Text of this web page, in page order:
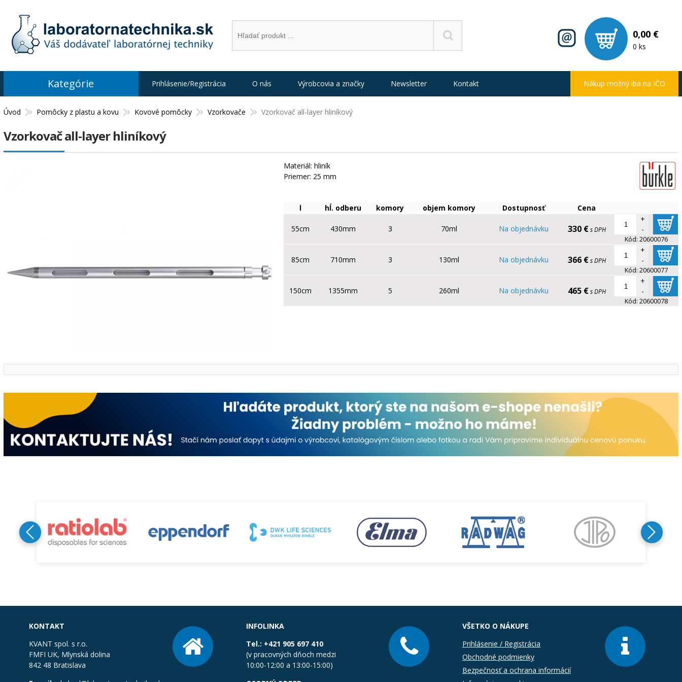
0,00 €
0 ks
Úvod Pomôcky z plastu a kovu Kovové pomôcky Vzorkovače Vzorkovač all-layer hliníkový
Vzorkovač all-layer hliníkový
Materiál: hliník
Priemer: 25 mm
l hĺ. odberu komory objem komory Dostupnosť Cena
55cm 430mm 3 70ml Na objednávku 330 € s DPH
+
-
Kód: 20600076
85cm 710mm 3 130ml Na objednávku 366 € s DPH
+
-
Kód: 20600077
150cm 1355mm 5 260ml Na objednávku 465 € s DPH
+
-
Kód: 20600078
Kategórie Prihlásenie/Registrácia O nás Výrobcovia a značky Newsletter Kontakt Nákup možný iba na IČO
KONTAKT
KVANT spol. s r.o.
FMFI UK, Mlynská dolina
842 48 Bratislava
INFOLINKA
Tel.: +421 905 697 410
(v pracovných dňoch medzi
10:00-12:00 a 13:00-15:00)
VŠETKO O NÁKUPE
Prihlásenie / Registrácia
Obchodné podmienky
Bezpečnosť a ochrana informácií